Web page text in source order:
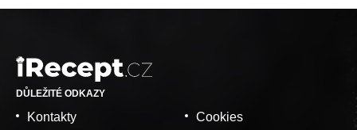
DŮLEŽITÉ ODKAZY
Kontakty
Cookies